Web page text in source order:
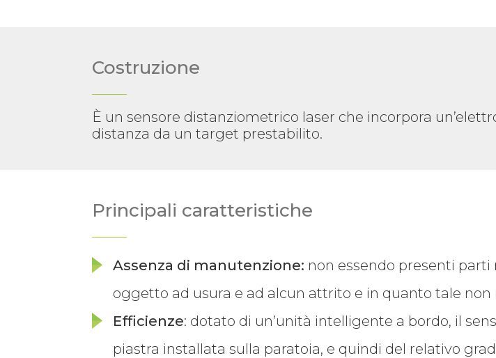
Costruzione
È un sensore distanziometrico laser che incorpora
distanza da un target prestabilito.
Principali caratteristiche
Assenza di manutenzione: non essendo presenti
oggetto ad usura e ad alcun attrito e in quanto tale
Efficienze: dotato di un’unità intelligente a bordo, il
piastra installata sulla paratoia, e quindi del relativo